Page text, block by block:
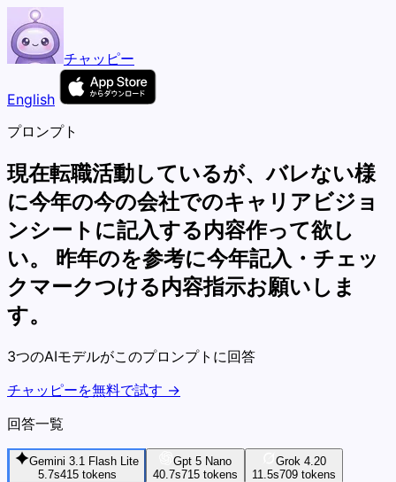
チャッピー
English
プロンプト
現在転職活動しているが、バレない様
に今年の今の会社でのキャリアビジョ
ンシートに記入する内容作って欲し
い。 昨年のを参考に今年記入・チェッ
クマークつける内容指示お願いしま
す。
3つのAIモデルがこのプロンプトに回答
チャッピーを無料で試す →
回答一覧
Gemini 3.1 Flash Lite
5.7s415tokens
Gpt 5 Nano
40.7s715 tokens
Grok 4.20
11.5s709 tokens